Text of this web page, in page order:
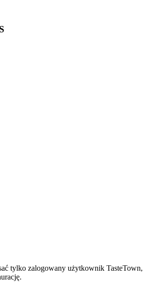
tylko zalogowany użytkownik TasteTown,